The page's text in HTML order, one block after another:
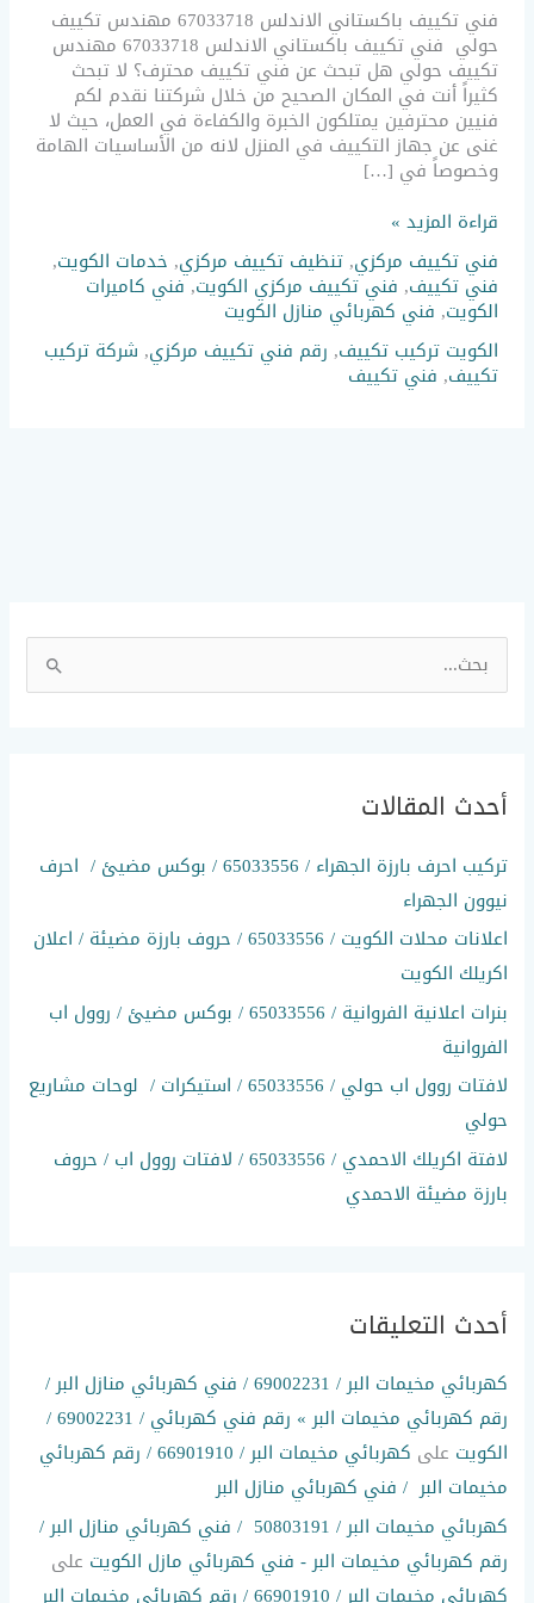
فني تكييف باكستاني الاندلس 67033718 مهندس تكييف
حولي فني تكييف باكستاني الاندلس 67033718 مهندس
تكييف حولي هل تبحث عن فني تكييف محترف؟ لا تبحث
كثيراً أنت في المكان الصحيح من خلال شركتنا نقدم لكم
فنيين محترفين يمتلكون الخبرة والكفاءة في العمل، حيث لا
غنى عن جهاز التكييف في المنزل لانه من الأساسيات الهامة
وخصوصاً في […]
قراءة المزيد »
فني تكييف مركزي,تنظيف تكييف مركزي, خدمات الكويت,
فني تكييف, فني تكييف مركزي الكويت,فني كاميرات
الكويت, فني كهربائي منازل الكويت
الكويت تركيب تكييف, رقم فني تكييف مركزي, شركة تركيب
تكييف, فني تكييف
ل
ث
ن
:
أحدث المقالات
تركيب احرف بارزة الجهراء / 65033556 / بوكس مضيئ / احرف
نيوون الجهراء
اعلانات محلات الكويت / 65033556 / حروف بارزة مضيئة / اعلان
اكريلك الكويت
بنرات اعلانية الفروانية / 65033556 / بوكس مضيئ / روول اب
الفروانية
لافتات روول اب حولي / 65033556 / استيكرات / لوحات مشاريع
حولي
لافتة اكريلك الاحمدي / 65033556 / لافتات روول اب / حروف
بارزة مضيئة الاحمدي
أحدث التعليقات
كهربائي مخيمات البر / 69002231 / فني كهربائي منازل البر /
رقم كهربائي مخيمات البر » رقم فني كهربائي / 69002231 /
الكويت على
كهربائي مخيمات البر / 66901910 / رقم كهربائي
مخيمات البر / فني كهربائي منازل البر
كهربائي مخيمات البر / 50803191 / فني كهربائي منازل البر /
رقم كهربائي مخيمات البر - فني كهربائي مازل الكويت على
كهربائي مخيمات البر / 66901910 / رقم كهربائي مخيمات البر